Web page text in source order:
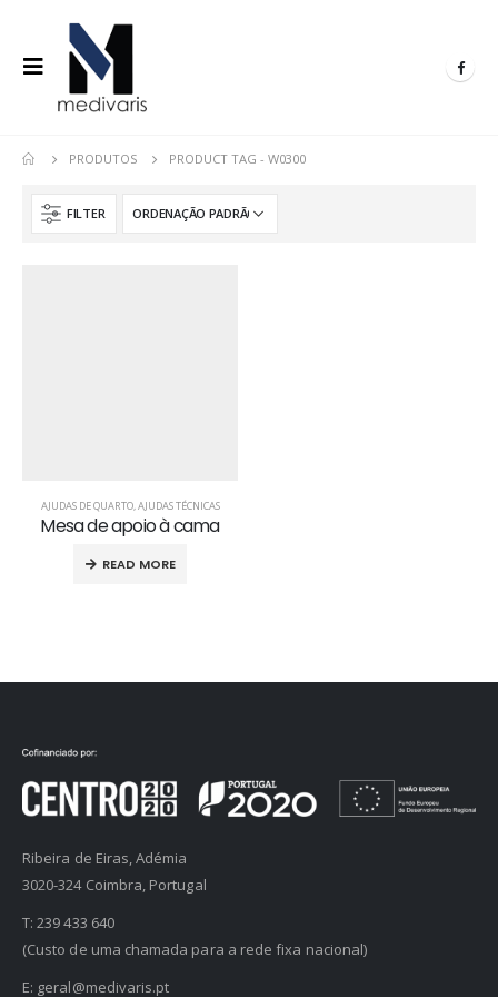
PRODUTOS PRODUCT TAG - W0300
FILTER
AJUDAS DE QUARTO,AJUDAS TÉCNICAS
Mesa de apoio à cama
READ MORE
Ribeira de Eiras, Adémia
3020-324 Coimbra, Portugal
T:239 433 640
(Custo de uma chamada para a rede fixa nacional)
E: geral@medivaris.pt